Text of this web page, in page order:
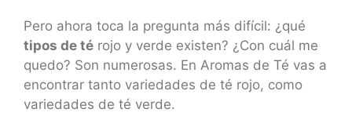
Pero ahora toca la pregunta más difícil: ¿qué
tipos de té rojo y verde existen? ¿Con cuál me
quedo? Son numerosas. En Aromas de Té vas a
encontrar tanto variedades de té rojo, como
variedades de té verde.